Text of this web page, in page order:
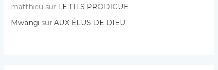
matthieu sur LE FILS PRODIGUE
Mwangi surAUX ÉLUS DE DIEU